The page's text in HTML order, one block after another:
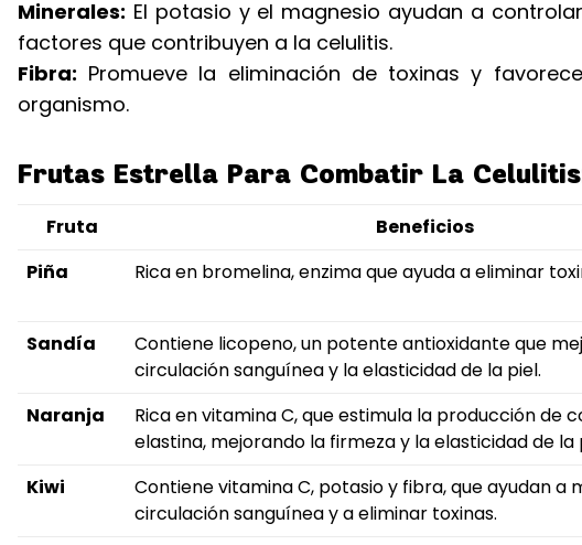
Minerales: El potasio y el magnesio ayudan a
factores que contribuyen a la celulitis.
Fibra: Promueve la eliminación de toxinas y
organismo.
Frutas Estrella Para Combatir La
Fruta Beneficios
Piña
Rica en bromelina, enzima que ayuda a eliminar
Sandía
Contiene licopeno, un potente antioxidante que
circulación sanguínea y la elasticidad de la piel.
Naranja
Rica en vitamina C, que estimula la producción de
elastina, mejorando la firmeza y la elasticidad de la
Kiwi
Contiene vitamina C, potasio y fibra, que ayudan a
circulación sanguínea y a eliminar toxinas.